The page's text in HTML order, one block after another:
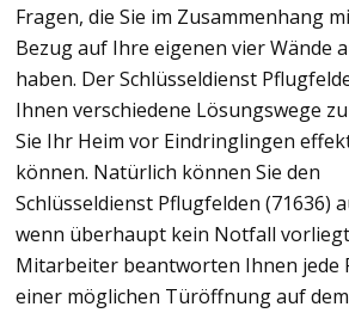
Fragen, die Sie im Zusammenhang
Bezug auf Ihre eigenen vier Wände
haben. Der Schlüsseldienst
Ihnen verschiedene Lösungswege
Sie Ihr Heim vor Eindringlingen
können. Natürlich können Sie den
Schlüsseldienst Pflugfelden (71636)
wenn überhaupt kein Notfall
Mitarbeiter beantworten Ihnen jede
einer möglichen Türöffnung auf